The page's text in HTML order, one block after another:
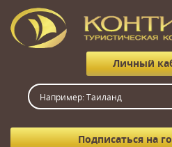
Личный
Подписаться на